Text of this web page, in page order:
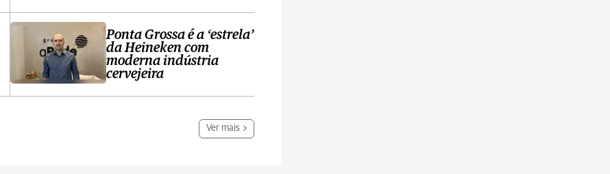
Ponta Grossa é a ‘estrela’
da Heineken com
moderna indústria
cervejeira
Ver mais